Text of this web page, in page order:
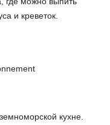
и креветок.
кухне.